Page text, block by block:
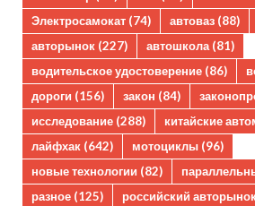
Электросамокат (74) автоваз (88)
авторынок (227) автошкола(81)
водительское удостоверение (86)
дороги (156) закон (84)
исследование (288) китайские
лайфхак (642) мотоциклы (96)
новые технологии (82)
разное (125) российский